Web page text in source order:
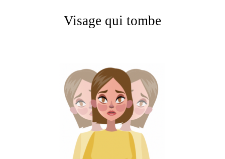
Visage qui tombe